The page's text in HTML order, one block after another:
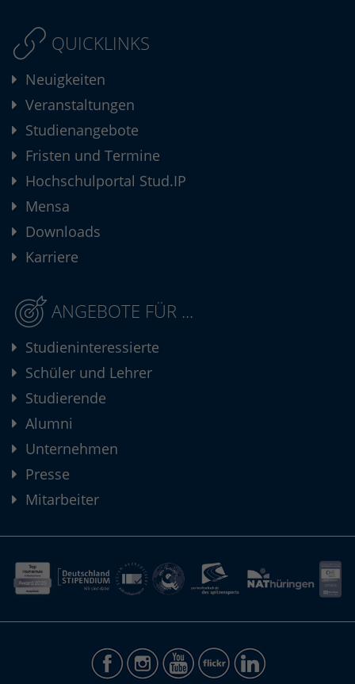
QUICKLINKS
Neuigkeiten
Veranstaltungen
Studienangebote
Fristen und Termine
Hochschulportal Stud.IP
Mensa
Downloads
Karriere
ANGEBOTE FÜR ...
Studieninteressierte
Schüler und Lehrer
Studierende
Alumni
Unternehmen
Presse
Mitarbeiter